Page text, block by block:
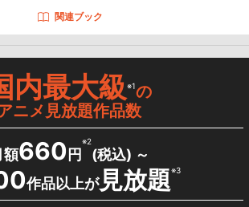
関連ブック
内最大級※1の
ニメ見放題作品数
額660 円
※2
(税込) ～
作品以上が見放題※3